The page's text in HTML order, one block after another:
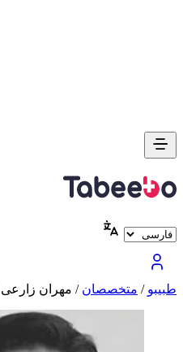
طبیبو / متخصصان / مهران زارعی